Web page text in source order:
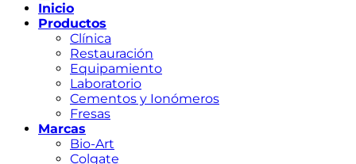
Inicio
Productos
Clínica
Restauración
Equipamiento
Laboratorio
Cementos y Ionómeros
Fresas
Marcas
Bio-Art
Colgate